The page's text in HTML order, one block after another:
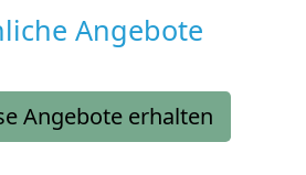
Angebote
Angebote erhalten